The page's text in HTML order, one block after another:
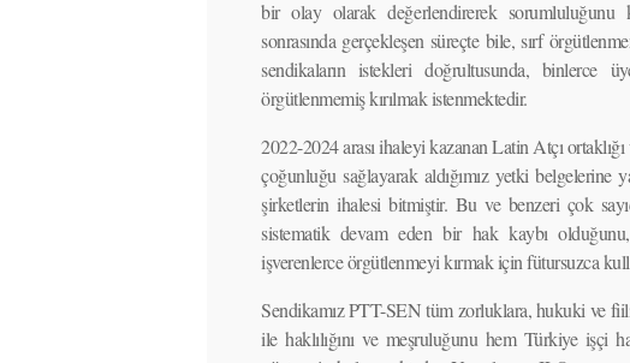
bir olay olarak değerlendirerek sorumluluğunu
sonrasında gerçekleşen süreçte bile, sırf
sendikaların istekleri doğrultusunda, binlerce
örgütlenmemiş kırılmak istenmektedir.
2022-2024 arası ihaleyi kazanan Latin Atçı
çoğunluğu sağlayarak aldığımız yetki belgelerine
şirketlerin ihalesi bitmiştir. Bu ve benzeri çok
sistematik devam eden bir hak kaybı
işverenlerce örgütlenmeyi kırmak için fütursuzca
Sendikamız PTT-SEN tüm zorluklara, hukuki ve
ile haklılığını ve meşruluğunu hem Türkiye işçi